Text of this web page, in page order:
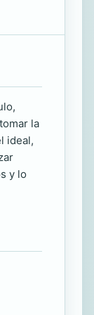
la
ideal,
y lo